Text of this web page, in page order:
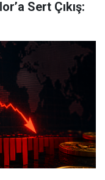
Sert Çıkış: